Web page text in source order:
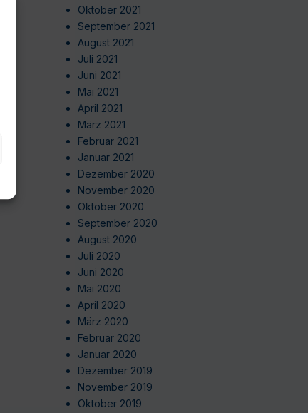
Oktober 2021
September 2021
August 2021
Juli 2021
Juni 2021
Mai 2021
April 2021
März 2021
Februar 2021
Januar 2021
Dezember 2020
November 2020
Oktober 2020
September 2020
August 2020
Juli 2020
Juni 2020
Mai 2020
April 2020
März 2020
Februar 2020
Januar 2020
Dezember 2019
November 2019
Oktober 2019